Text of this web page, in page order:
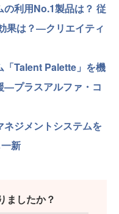
利用No.1製品は？ 従
果は？―クリエイティ
「Talent Palette」を機
―プラスアルファ・コ
ジメントシステムを
新
ましたか？